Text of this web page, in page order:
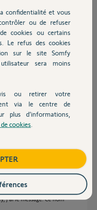
Dans l’appli Somfy Protect,
compte Protect, si je rentre
j’ai le message: Ce nom
confidentialité et vous
ou de refuser
cookies ou certains
Le refus des cookies
sur le site Somfy
sera moins
ou retirer votre
via le centre de
plus d’informations,
cookies